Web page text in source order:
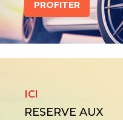
PROFITER
ICI
RESERVE AUX